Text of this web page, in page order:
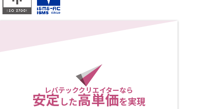
レバテッククリエイターなら
安定した高単価を実現